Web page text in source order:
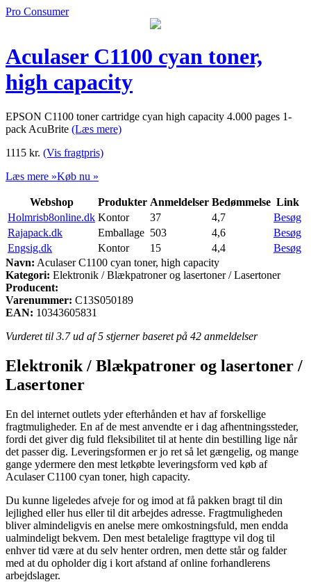
Pro Consumer
Aculaser C1100 cyan toner,
high capacity
EPSON C1100 toner cartridge cyan high capacity 4.000 pages 1-
pack AcuBrite (Læs mere)
1115 kr. (Vis fragtpris)
Læs mere »Køb nu »
Webshop Produkter Anmeldelser Bedømmelse Link
Holmrisb8online.dk Kontor 37 4,7
Besøg
Rajapack.dk
Emballage 503 4,6
Besøg
Engsig.dk
Kontor 15 4,4
Besøg
Navn: Aculaser C1100 cyan toner, high capacity
Kategori: Elektronik / Blækpatroner og lasertoner / Lasertoner
Producent:
Varenummer: C13S050189
EAN: 10343605831
Vurderet til 3.7ud af 5 stjerner baseret på 42 anmeldelser
Elektronik / Blækpatroner og lasertoner /
Lasertoner
En del internet outlets yder efterhånden et hav af forskellige
fragtmuligheder. En af de mest anvendte er i dag afhentningssteder,
fordi det giver dig fuld fleksibilitet til at hente din bestilling lige når
det passer dig. Leveringsformen er jo ret så let gængelig, og mange
gange ydermere den mest letkøbte leveringsform ved køb af
Aculaser C1100 cyan toner, high capacity.
Du kunne ligeledes afveje for og imod at få pakken bragt til din
lejlighed eller hus eller til dit arbejdes adresse. Fragtmuligheden
bliver almindeligvis en anelse mere omkostningsfuld, men endda
ualmindeligt bekvem. Den mest betalelige fragttype vil dog til
enhver tid være at du selv henter ordren, men dette står og falder
med at du opholder dig i kort afstand af online forhandlerens
arbejdslager.